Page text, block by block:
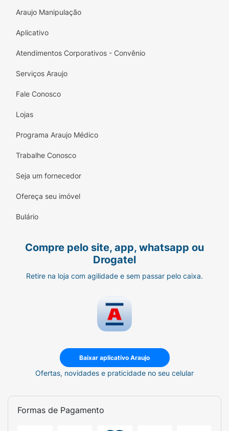
Araujo Manipulação
Aplicativo
Atendimentos Corporativos - Convênio
Serviços Araujo
Fale Conosco
Lojas
Programa Araujo Médico
Trabalhe Conosco
Seja um fornecedor
Ofereça seu imóvel
Bulário
Compre pelo site, app, whatsapp ou
Drogatel
Retire na loja com agilidade e sem passar pelo caixa.
Baixar aplicativo Araujo
Ofertas, novidades e praticidade no seu celular
Formas de Pagamento